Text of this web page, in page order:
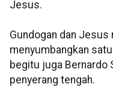
Jesus.
Gundogan dan Jesus
menyumbangkan
begitu juga Bernardo
penyerang tengah.